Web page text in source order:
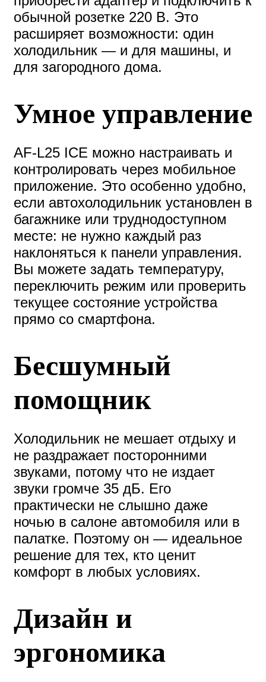
обычной розетке 220 В. Это
расширяет возможности: один
холодильник — и для машины, и
для загородного дома.
Умное управление
AF-L25 ICE можно настраивать и
контролировать через мобильное
приложение. Это особенно удобно,
если автохолодильник установлен в
багажнике или труднодоступном
месте: не нужно каждый раз
наклоняться к панели управления.
Вы можете задать температуру,
переключить режим или проверить
текущее состояние устройства
прямо со смартфона.
Бесшумный
помощник
Холодильник не мешает отдыху и
не раздражает посторонними
звуками, потому что не издает
звуки громче 35 дБ. Его
практически не слышно даже
ночью в салоне автомобиля или в
палатке. Поэтому он — идеальное
решение для тех, кто ценит
комфорт в любых условиях.
Дизайн и
эргономика